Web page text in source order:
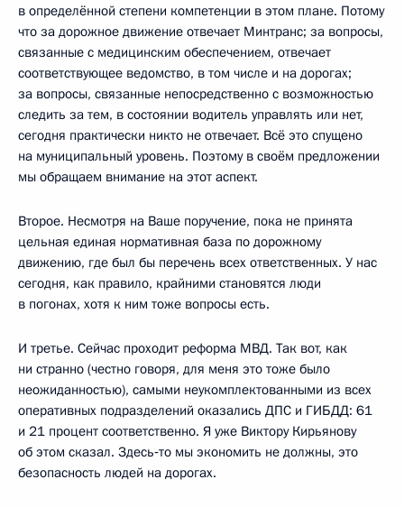
в определённой степени компетенции в этом плане. Потому
что за дорожное движение отвечает Минтранс; за вопросы,
связанные с медицинским обеспечением, отвечает
соответствующее ведомство, в том числе и на дорогах;
за вопросы, связанные непосредственно с возможностью
следить за тем, в состоянии водитель управлять или нет,
сегодня практически никто не отвечает. Всё это спущено
на муниципальный уровень. Поэтому в своём предложении
мы обращаем внимание на этот аспект.
Второе. Несмотря на Ваше поручение, пока не принята
цельная единая нормативная база по дорожному
движению, где был бы перечень всех ответственных. У нас
сегодня, как правило, крайними становятся люди
в погонах, хотя к ним тоже вопросы есть.
И третье. Сейчас проходит реформа МВД. Так вот, как
ни странно (честно говоря, для меня это тоже было
неожиданностью), самыми неукомплектованными из всех
оперативных подразделений оказались ДПС и ГИБДД: 61
и 21 процент соответственно. Я уже Виктору Кирьянову
об этом сказал. Здесь‑то мы экономить не должны, это
безопасность людей на дорогах.